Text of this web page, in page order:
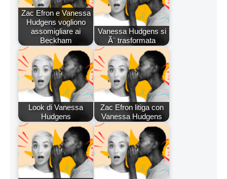
Zac Efron e Vanessa
Hudgens vogliono
assomigliare ai
Beckham
Vanessa Hudgens si
Ã¨ trasformata
Look di Vanessa
Hudgens
Zac Efron litiga con
Vanessa Hudgens